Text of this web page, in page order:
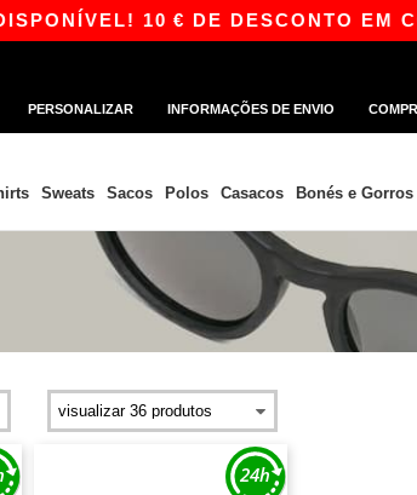
10 € DE DESCONTO EM
PERSONALIZAR INFORMAÇÕES DE ENVIO
Sweats Sacos Polos Casacos Bonés e Gorros